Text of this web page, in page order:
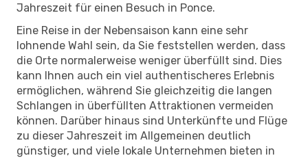
Jahreszeit für einen Besuch in Ponce.
Eine Reise in der Nebensaison kann eine sehr
lohnende Wahl sein, da Sie feststellen werden, dass
die Orte normalerweise weniger überfüllt sind. Dies
kann Ihnen auch ein viel authentischeres Erlebnis
ermöglichen, während Sie gleichzeitig die langen
Schlangen in überfüllten Attraktionen vermeiden
können. Darüber hinaus sind Unterkünfte und Flüge
zu dieser Jahreszeit im Allgemeinen deutlich
günstiger, und viele lokale Unternehmen bieten in